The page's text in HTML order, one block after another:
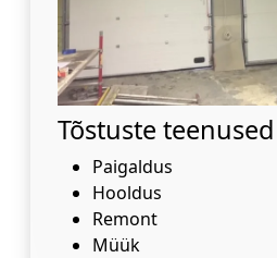
Tõstuste teenused
Paigaldus
Hooldus
Remont
Müük